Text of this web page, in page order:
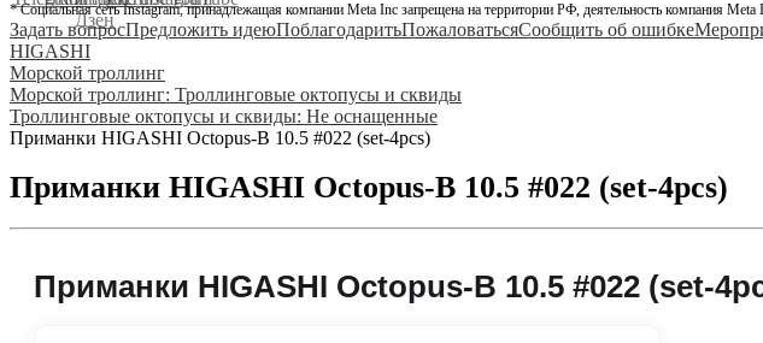
* Социальная сеть Instagram, принадлежащая компании Meta Inc запрещена на территории РФ, деятельность компания Meta
Задать вопросПредложить идеюПоблагодаритьПожаловатьсяСообщить об ошибке
HIGASHI
Морской троллинг
Морской троллинг: Троллинговые октопусы и сквиды
Троллинговые октопусы и сквиды: Не оснащенные
Приманки HIGASHI Octopus-B 10.5 #022 (set-4pcs)
Приманки HIGASHI Octopus-B 10.5 #022 (set-4pcs)
Приманки HIGASHI Octopus-B 10.5 #022 (set-